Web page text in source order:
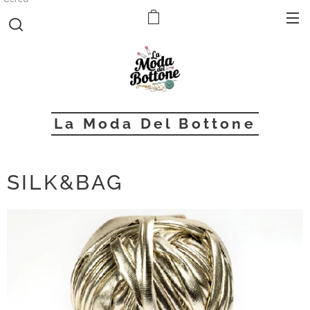
La Moda Del Bottone
SILK&BAG